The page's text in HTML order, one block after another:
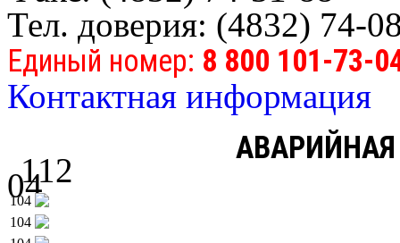
Тел. доверия: (4832) 74-
Единый номер: 8 800 101-73-
Контактная информация
04
112
104
104